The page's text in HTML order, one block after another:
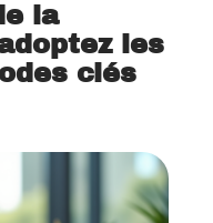
la
les
clés